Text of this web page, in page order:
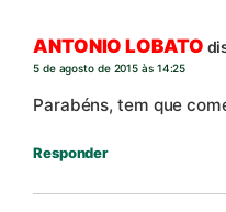
ANTONIO LOBATO
5 de agosto de 2015 às 14:25
Parabéns, tem que
Responder